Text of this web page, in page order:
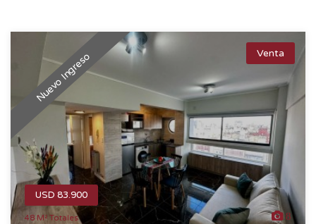
Nuevo Ingreso Venta
USD 83.900
48 M² Totales 8